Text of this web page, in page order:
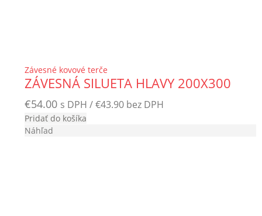
Závesné kovové terče
ZÁVESNÁ SILUETA HLAVY 200X300
€54.00 s DPH /€43.90 bez DPH
Pridať do košíka
Náhľad